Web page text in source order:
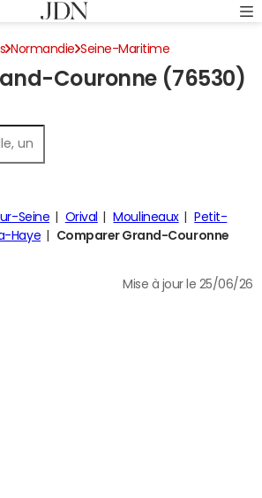
Normandie Seine-Maritime
sur le revenu
Couronne (76530)
Seine Orival Moulineaux
Petit-
Haye
Comparer Grand-Couronne
Mise à jour le 25/06/26